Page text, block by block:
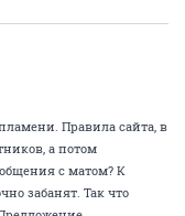
Правила сайта, в
а потом
с матом? К
забанят. Так что